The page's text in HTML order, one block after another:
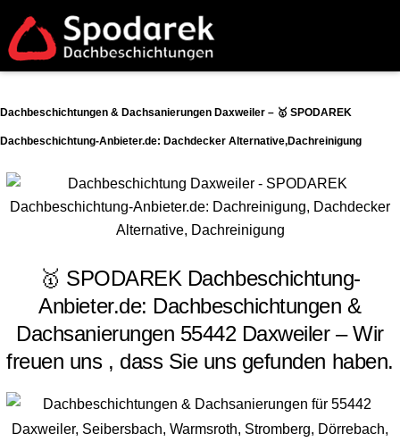
Dachbeschichtungen & Dachsanierungen Daxweiler – 🥇 SPODAREK
Dachbeschichtung-Anbieter.de: Dachdecker Alternative,Dachreinigung
🥇 SPODAREK Dachbeschichtung-
Anbieter.de: Dachbeschichtungen &
Dachsanierungen 55442 Daxweiler – Wir
freuen uns , dass Sie uns gefunden haben.